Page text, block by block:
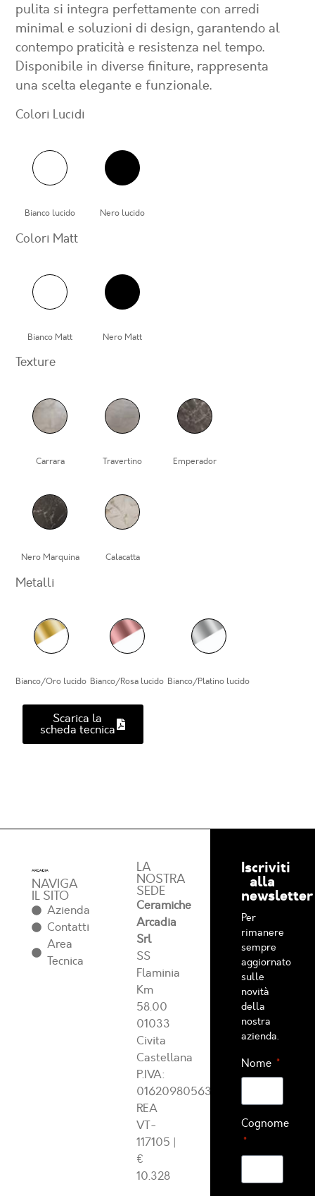
pulita si integra perfettamente con arredi
minimal e soluzioni di design, garantendo al
contempo praticità e resistenza nel tempo.
Disponibile in diverse finiture, rappresenta
una scelta elegante e funzionale.
Colori Lucidi
Bianco lucido Nero lucido
Colori Matt
Bianco Matt Nero Matt
Texture
Carrara Travertino Emperador
Nero Marquina Calacatta
Metalli
Bianco/Oro lucido Bianco/Rosa lucido Bianco/Platino lucido
Scarica la
scheda tecnica
NAVIGA
IL SITO
Azienda
Contatti
Area
Tecnica
LA
NOSTRA
SEDE
Ceramiche
Arcadia
Srl
SS
Flaminia
Km
58.00
01033
Civita
Castellana
P.IVA:
01620980563
REA
VT-
117105 |
€
10.328
Iscriviti
alla
newsletter
Per
rimanere
sempre
aggiornato
sulle
novità
della
nostra
azienda.
Nome
Cognome